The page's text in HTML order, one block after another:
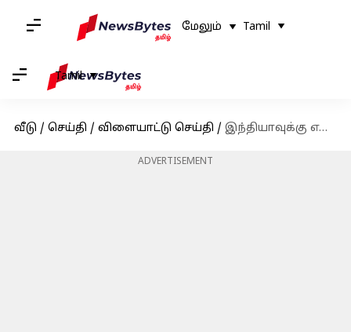
மேலும் Tamil
Tamil
வீடு / செய்தி / விளையாட்டு செய்தி / இந்தியாவுக்கு எதிரான ஒருநாள் தொடர் : ஆஸ்திரேலிய அணியின் கேப்டனாக ஸ்டீவ் ஸ்மித் நியமனம்
ADVERTISEMENT